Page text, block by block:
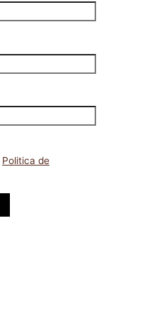
Politica de